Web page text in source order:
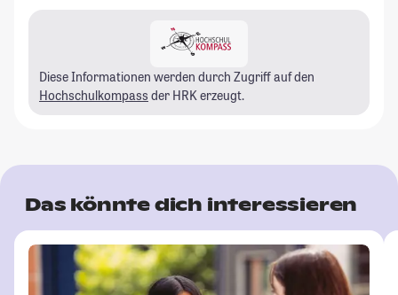
Diese Informationen werden durch Zugriff auf den
Hochschulkompass der HRK erzeugt.
Das könnte dich interessieren